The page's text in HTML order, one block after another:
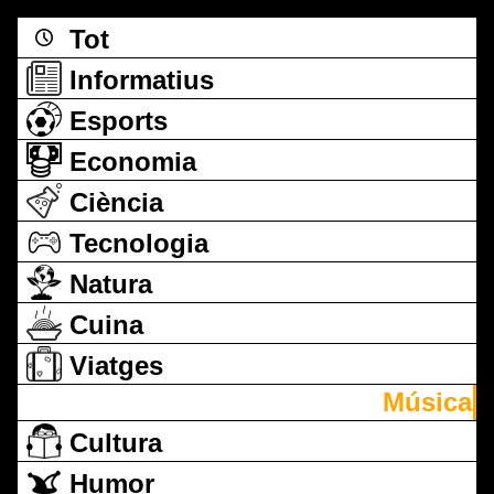
Tot
Informatius
Esports
Economia
Ciència
Tecnologia
Natura
Cuina
Viatges
Música
Cultura
Humor